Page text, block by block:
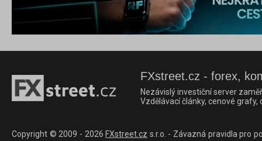
FXstreet.cz - forex,
Nezávislý investiční server
Vzdělávací články, cenové
Copyright © 2009 - 2026 FXstreet.cz s.r.o. - Závazná pravidla pro